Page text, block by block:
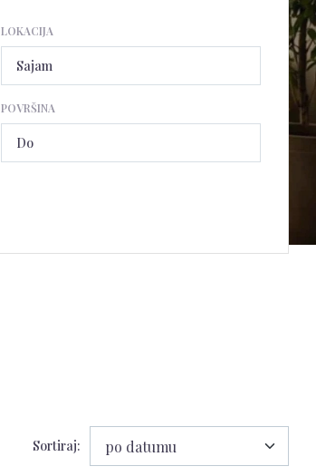
LOKACIJA
Sajam
POVRŠINA
Sortiraj: po datumu